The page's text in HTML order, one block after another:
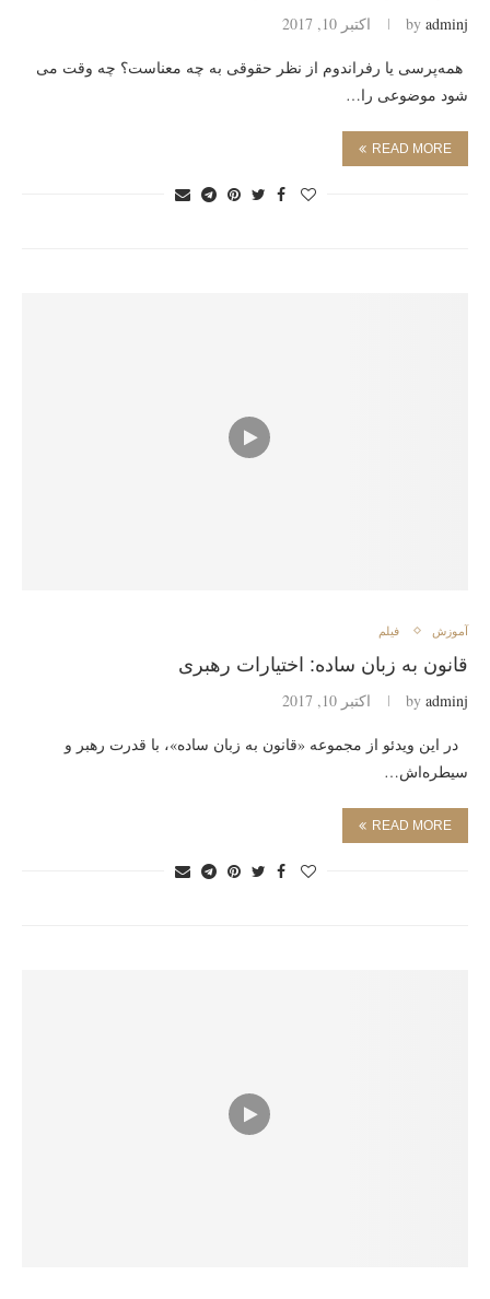
by adminj اکتبر 10, 2017
همه‌پرسی یا رفراندوم از نظر حقوقی به چه معناست؟ چه وقت می
شود موضوعی را…
READ MORE
آموزش فیلم
قانون به زبان ساده: اختیارات رهبری
by adminj اکتبر 10, 2017
در این ویدئو از مجموعه «قانون به زبان ساده»، با قدرت رهبر و
سیطره‌اش…
READ MORE